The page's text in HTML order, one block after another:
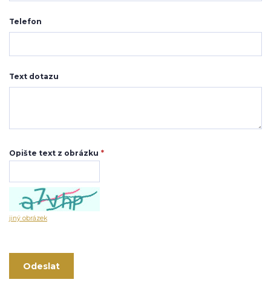
Telefon
Text dotazu
Opište text z obrázku *
jiný obrázek